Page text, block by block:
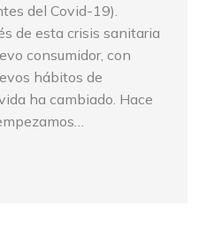
del Covid-19).
de esta crisis sanitaria
consumidor, con
hábitos de
ha cambiado. Hace